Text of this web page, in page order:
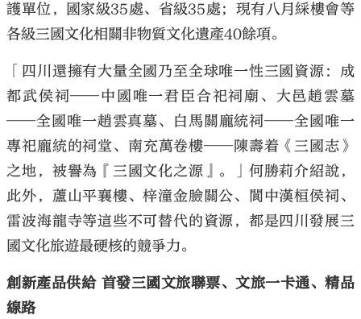
護單位，國家級35處、省級35處；現有八月綵樓會等
各級三國文化相關非物質文化遺產40餘項。
「四川還擁有大量全國乃至全球唯一性三國資源：成
都武侯祠——中國唯一君臣合祀祠廟、大邑趙雲墓
——全國唯一趙雲真墓、白馬關龐統祠——全國唯一
專祀龐統的祠堂、南充萬卷樓——陳壽着《三國志》
之地，被譽為『三國文化之源』。」何勝莉介紹說，
此外，蘆山平襄樓、梓潼金臉關公、閬中漢桓侯祠、
雷波海龍寺等這些不可替代的資源，都是四川發展三
國文化旅遊最硬核的競爭力。
創新產品供給 首發三國文旅聯票、文旅一卡通、精品
線路